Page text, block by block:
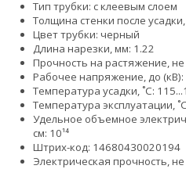
Тип трубки: с клеевым слоем
Толщина стенки после
Цвет трубки: черный
Длина нарезки, мм: 1.22
Прочность на растяжение,
Рабочее напряжение, до (кВ):
Температура усадки, ˚С:
Температура эксплуатации,
Удельное объемное
см: 10¹⁴
Штрих-код: 14680430020194
Электрическая прочность,